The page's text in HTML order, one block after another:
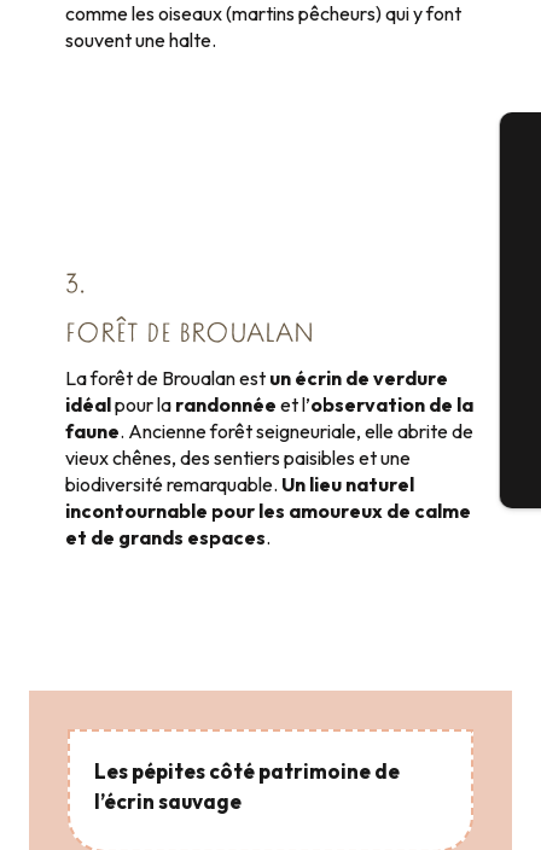
comme les oiseaux (martins pêcheurs) qui y font
souvent une halte.
3.
FORÊT DE BROUALAN
La forêt de Broualan est un écrin de verdure
idéalpour la randonnée et l’observation de la
faune. Ancienne forêt seigneuriale, elle abrite de
vieux chênes, des sentiers paisibles et une
biodiversité remarquable. Un lieu naturel
incontournable pour les amoureux de calme
et de grands espaces.
Les pépites côté patrimoine de
l’écrin sauvage